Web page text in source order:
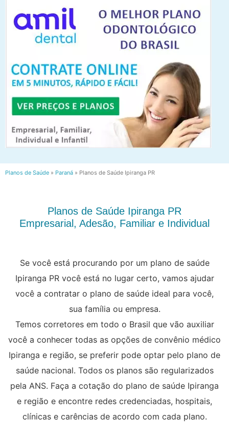
Planos de Saúde » Paraná » Planos de Saúde Ipiranga PR
Planos de Saúde Ipiranga PR
Empresarial, Adesão, Familiar e Individual
Se você está procurando por um plano de saúde
Ipiranga PR você está no lugar certo, vamos ajudar
você a contratar o plano de saúde ideal para você,
sua família ou empresa.
Temos corretores em todo o Brasil que vão auxiliar
você a conhecer todas as opções de convênio médico
Ipiranga e região, se preferir pode optar pelo plano de
saúde nacional. Todos os planos são regularizados
pela ANS. Faça a cotação do plano de saúde Ipiranga
e região e encontre redes credenciadas, hospitais,
clínicas e carências de acordo com cada plano.